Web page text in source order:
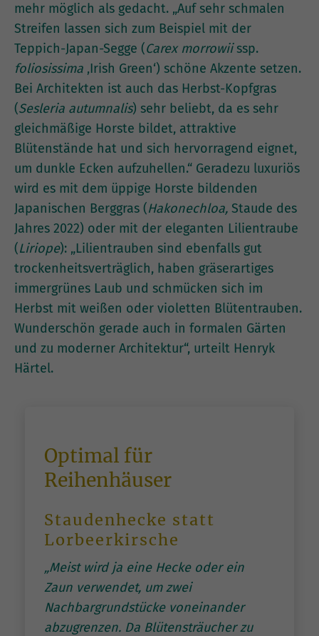
mehr möglich als gedacht. „Auf sehr schmalen
Streifen lassen sich zum Beispiel mit der
Teppich-Japan-Segge (Carex morrowiissp.
foliosissima ‚Irish Green‘) schöne Akzente setzen.
Bei Architekten ist auch das Herbst-Kopfgras
(Sesleria autumnalis) sehr beliebt, da es sehr
gleichmäßige Horste bildet, attraktive
Blütenstände hat und sich hervorragend eignet,
um dunkle Ecken aufzuhellen.“ Geradezu luxuriös
wird es mit dem üppige Horste bildenden
Japanischen Berggras (Hakonechloa, Staude des
Jahres 2022) oder mit der eleganten Lilientraube
(Liriope): „Lilientrauben sind ebenfalls gut
trockenheitsverträglich, haben gräserartiges
immergrünes Laub und schmücken sich im
Herbst mit weißen oder violetten Blütentrauben.
Wunderschön gerade auch in formalen Gärten
und zu moderner Architektur“, urteilt Henryk
Härtel.
Optimal für
Reihenhäuser
Staudenhecke statt
Lorbeerkirsche
„Meist wird ja eine Hecke oder ein
Zaun verwendet, um zwei
Nachbargrundstücke voneinander
abzugrenzen. Da Blütensträucher zu